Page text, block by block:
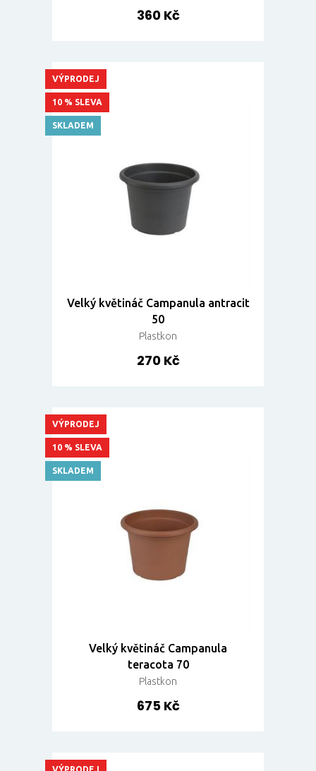
360 Kč
Velký květináč Campanula antracit
50
Plastkon
270 Kč
VÝPRODEJ
10 % SLEVA
SKLADEM
Velký květináč Campanula
teracota 70
Plastkon
675 Kč
VÝPRODEJ
10 % SLEVA
SKLADEM